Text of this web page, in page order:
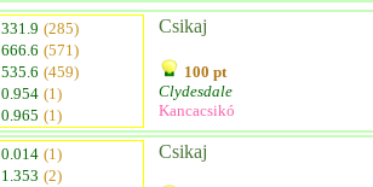
331.9 (285)
666.6 (571)
535.6 (459)
0.954 (1)
0.965 (1)
Csikaj
100 pt
Clydesdale
Kancacsikó
0.014 (1)
1.353 (2)
Csikaj